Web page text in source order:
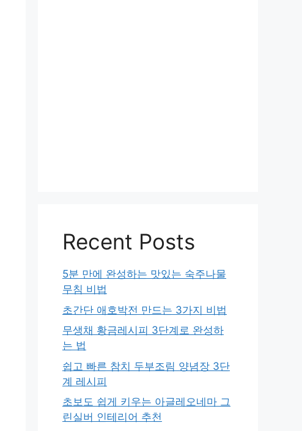
Recent Posts
5분 만에 완성하는 맛있는 숙주나물
무침 비법
초간단 애호박전 만드는 3가지 비법
무생채 황금레시피 3단계로 완성하
는 법
쉽고 빠른 참치 두부조림 양념장 3단
계 레시피
초보도 쉽게 키우는 아글레오네마 그
린실버 인테리어 추천